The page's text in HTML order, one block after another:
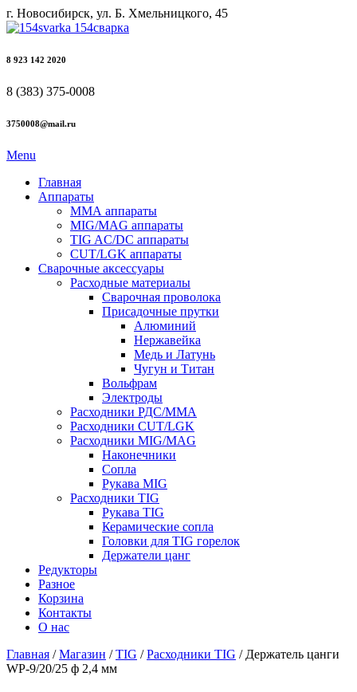
г. Новосибирск, ул. Б. Хмельницкого, 45
8 923 142 2020
8 (383) 375-0008
3750008@mail.ru
Menu
Главная
Аппараты
ММА аппараты
MIG/MAG аппараты
TIG AC/DC аппараты
CUT/LGK аппараты
Сварочные аксессуары
Расходные материалы
Сварочная проволока
Присадочные прутки
Алюминий
Нержавейка
Медь и Латунь
Чугун и Титан
Вольфрам
Электроды
Расходники РДС/MMA
Расходники CUT/LGK
Расходники MIG/MAG
Наконечники
Сопла
Рукава MIG
Расходники TIG
Рукава TIG
Керамические сопла
Головки для TIG горелок
Держатели цанг
Редукторы
Разное
Корзина
Контакты
О нас
Главная /Магазин /TIG /Расходники TIG / Держатель цанги
WP-9/20/25 ф 2,4 мм